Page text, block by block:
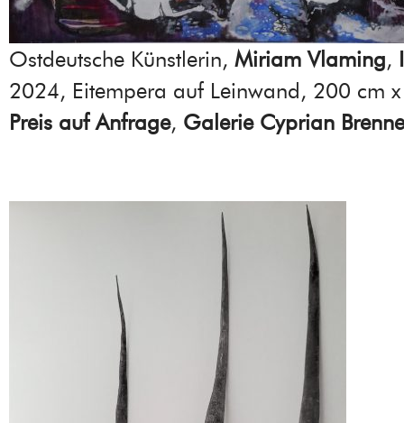
Ostdeutsche Künstlerin, Miriam Vlaming,
2024, Eitempera auf Leinwand, 200 cm
Preis auf Anfrage, Galerie Cyprian